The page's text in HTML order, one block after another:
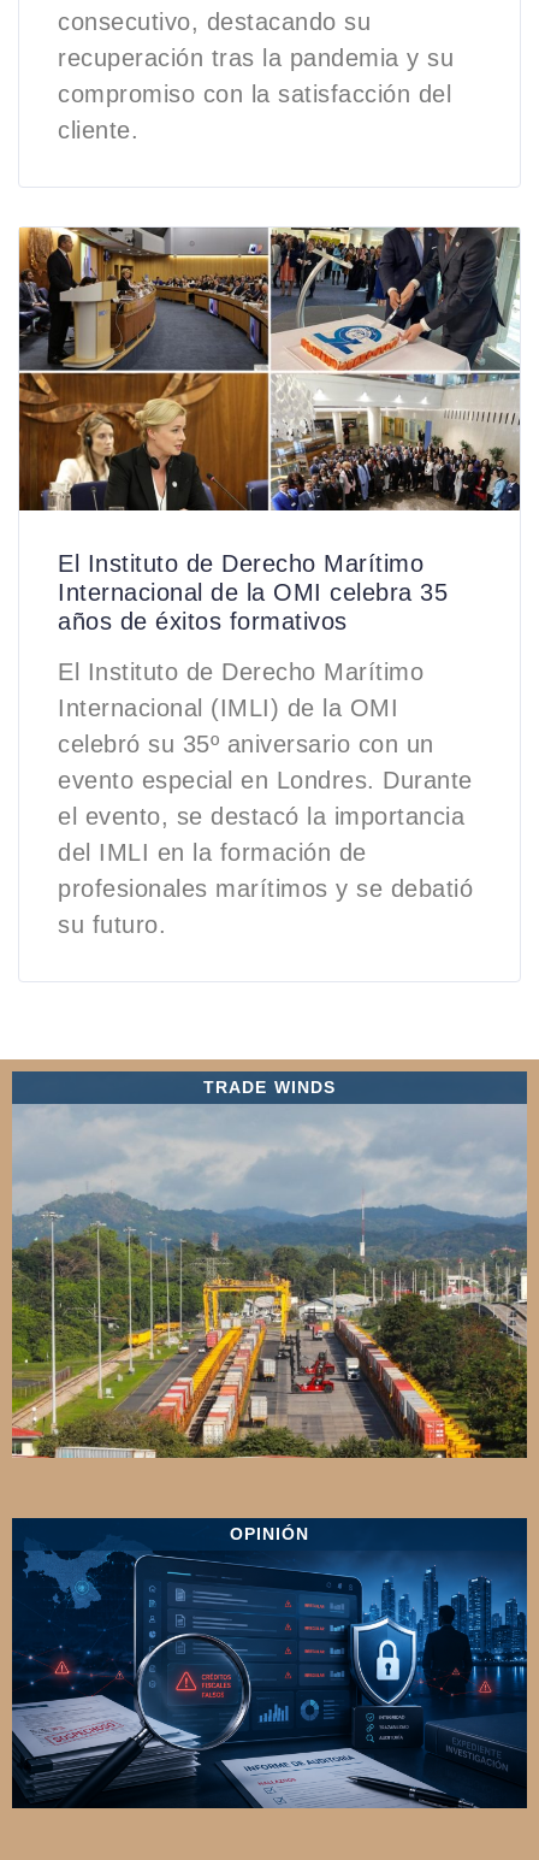
consecutivo, destacando su
recuperación tras la pandemia y su
compromiso con la satisfacción del
cliente.
El Instituto de Derecho Marítimo
Internacional de la OMI celebra 35
años de éxitos formativos
El Instituto de Derecho Marítimo
Internacional (IMLI) de la OMI
celebró su 35º aniversario con un
evento especial en Londres. Durante
el evento, se destacó la importancia
del IMLI en la formación de
profesionales marítimos y se debatió
su futuro.
TRADE WINDS
OPINIÓN